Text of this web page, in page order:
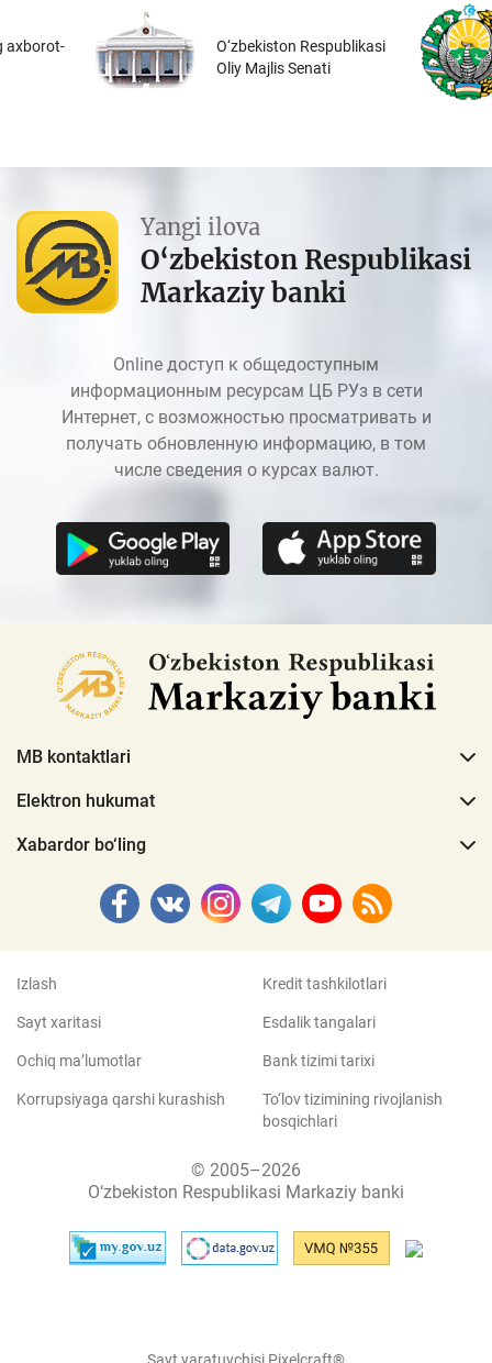
axborot-
O‘zbekiston Respublikasi
Oliy Majlis Senati
Yangi ilova
O‘zbekiston Respublikasi
Markaziy banki
Online доступ к общедоступным
информационным ресурсам ЦБ РУз в сети
Интернет, с возможностью просматривать и
получать обновленную информацию, в том
числе сведения о курсах валют.
MB kontaktlari
Elektron hukumat
Xabardor bo‘ling
Izlash
Sayt xaritasi
Ochiq ma’lumotlar
Korrupsiyaga qarshi kurashish
Kredit tashkilotlari
Esdalik tangalari
Bank tizimi tarixi
To‘lov tizimining rivojlanish
bosqichlari
© 2005–2026
O‘zbekiston Respublikasi Markaziy banki